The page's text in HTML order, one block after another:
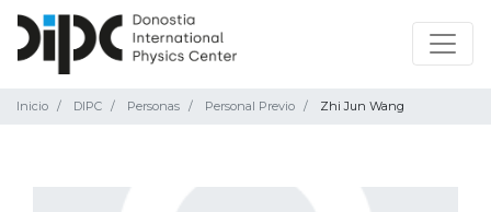
Inicio DIPC Personas Personal Previo Zhi Jun Wang